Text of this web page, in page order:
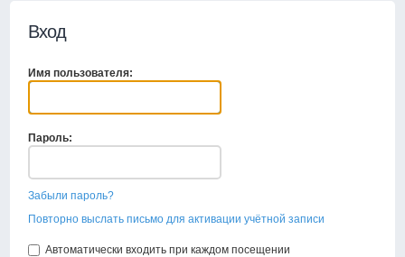
Вход
Имя пользователя:
Пароль:
Забыли пароль?
Повторно выслать письмо для активации учётной записи
Автоматически входить при каждом посещении